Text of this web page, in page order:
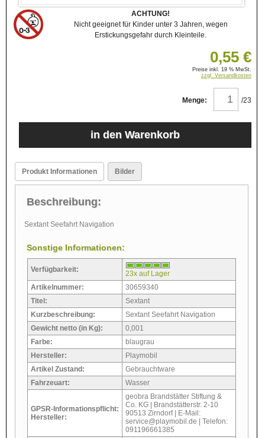
ACHTUNG!
Nicht geeignet für Kinder unter 3 Jahren, wegen
Erstickungsgefahr durch Kleinteile.
0,55 €
Preise inkl. 19 % MwSt.
zzgl. Versandkosten
Menge: /23
Produkt Informationen Bilder
Beschreibung:
Sextant Seefahrt Navigation
Sonstige Informationen:
Verfügbarkeit:
23x auf Lager
Artikelnummer:
30659340
Titel:
Sextant
Kurzbeschreibung:
Sextant Seefahrt Navigation
Gewicht netto (in Kg):
0,001
Farbe:
blaugrau
Hersteller:
Playmobil
Artikel Zustand:
Gebrauchtware
Fahrzeuart:
Wasser
GPSR-Informationspflicht:
Hersteller:
geobra Brandstätter Stiftung &
Co. KG | Brandstätterstr. 2-10
90513 Zirndorf | E-Mail:
service@playmobil.de | Telefon:
091196661385